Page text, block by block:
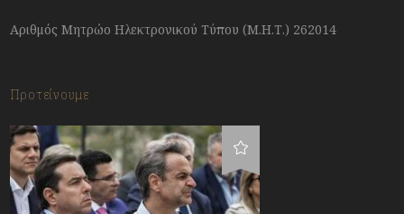
Αριθμός Μητρώο Ηλεκτρονικού Τύπου (Μ.Η.Τ.) 262014
Προτείνουμε